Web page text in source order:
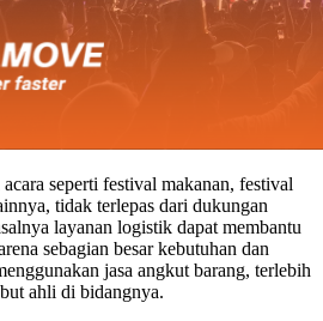
seperti festival makanan, festival
tidak terlepas dari dukungan
layanan logistik dapat membantu
sebagian besar kebutuhan dan
jasa angkut barang, terlebih
ahli di bidangnya.